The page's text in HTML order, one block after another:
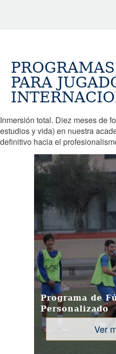
PARA
Inmersión total. Diez meses de
estudios y vida) en nuestra
definitivo hacia el
Ver
Programa de
Personalizado